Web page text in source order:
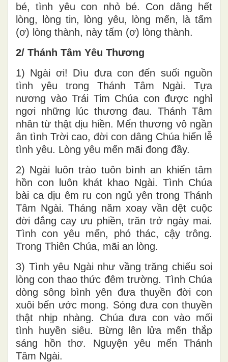
bé, tình yêu con nhỏ bé. Con dâng hết
lòng, lòng tin, lòng yêu, lòng mến, là tấm
(ơ) lòng thành, này tấm (ơ) lòng thành.
2/ Thánh Tâm Yêu Thương
1) Ngài ơi! Dìu đưa con đến suối nguồn
tình yêu trong Thánh Tâm Ngài. Tựa
nương vào Trái Tim Chúa con được nghỉ
ngơi những lúc thương đau. Thánh Tâm
nhân từ thật dịu hiền. Mến thương vô ngần
ân tình Trời cao, đời con dâng Chúa hiến lễ
tình yêu. Lòng yêu mến mãi đong đầy.
2) Ngài luôn trào tuôn bình an khiến tâm
hồn con luôn khát khao Ngài. Tình Chúa
bài ca dịu êm ru con ngủ yên trong Thánh
Tâm Ngài. Tháng năm xoay vần dệt cuộc
đời đắng cay ưu phiền, trăn trở ngày mai.
Tình con yêu mến, phó thác, cậy trông.
Trong Thiên Chúa, mãi an lòng.
3) Tình yêu Ngài như vầng trăng chiếu soi
lòng con thao thức đêm trường. Tình Chúa
dòng sông bình yên đưa thuyền đời con
xuôi bến ước mong. Sóng đưa con thuyền
thật nhịp nhàng. Chúa đưa con vào mối
tình huyền siêu. Bừng lên lửa mến thắp
sáng hồn thơ. Nguyện yêu mến Thánh
Tâm Ngài.